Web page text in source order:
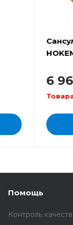
6
Помощь
Контроль